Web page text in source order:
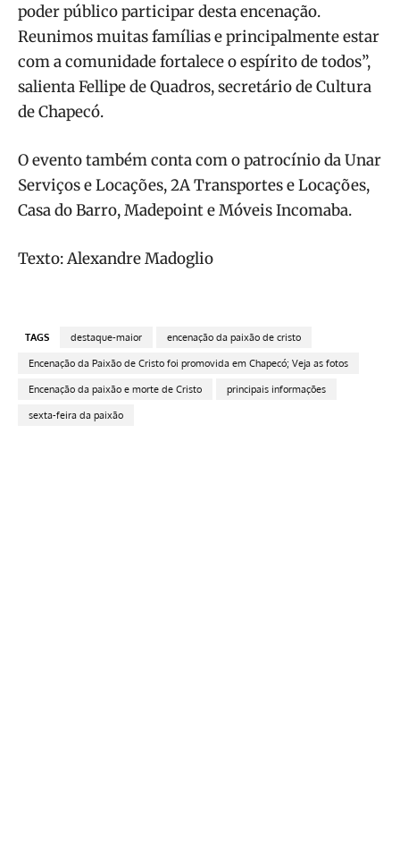
poder público participar desta encenação.
Reunimos muitas famílias e principalmente estar
com a comunidade fortalece o espírito de todos”,
salienta Fellipe de Quadros, secretário de Cultura
de Chapecó.
O evento também conta com o patrocínio da Unar
Serviços e Locações, 2A Transportes e Locações,
Casa do Barro, Madepoint e Móveis Incomaba.
Texto: Alexandre Madoglio
TAGS destaque-maior encenação da paixão de cristo
Encenação da Paixão de Cristo foi promovida em Chapecó; Veja as fotos
Encenação da paixão e morte de Cristo principais informações
sexta-feira da paixão